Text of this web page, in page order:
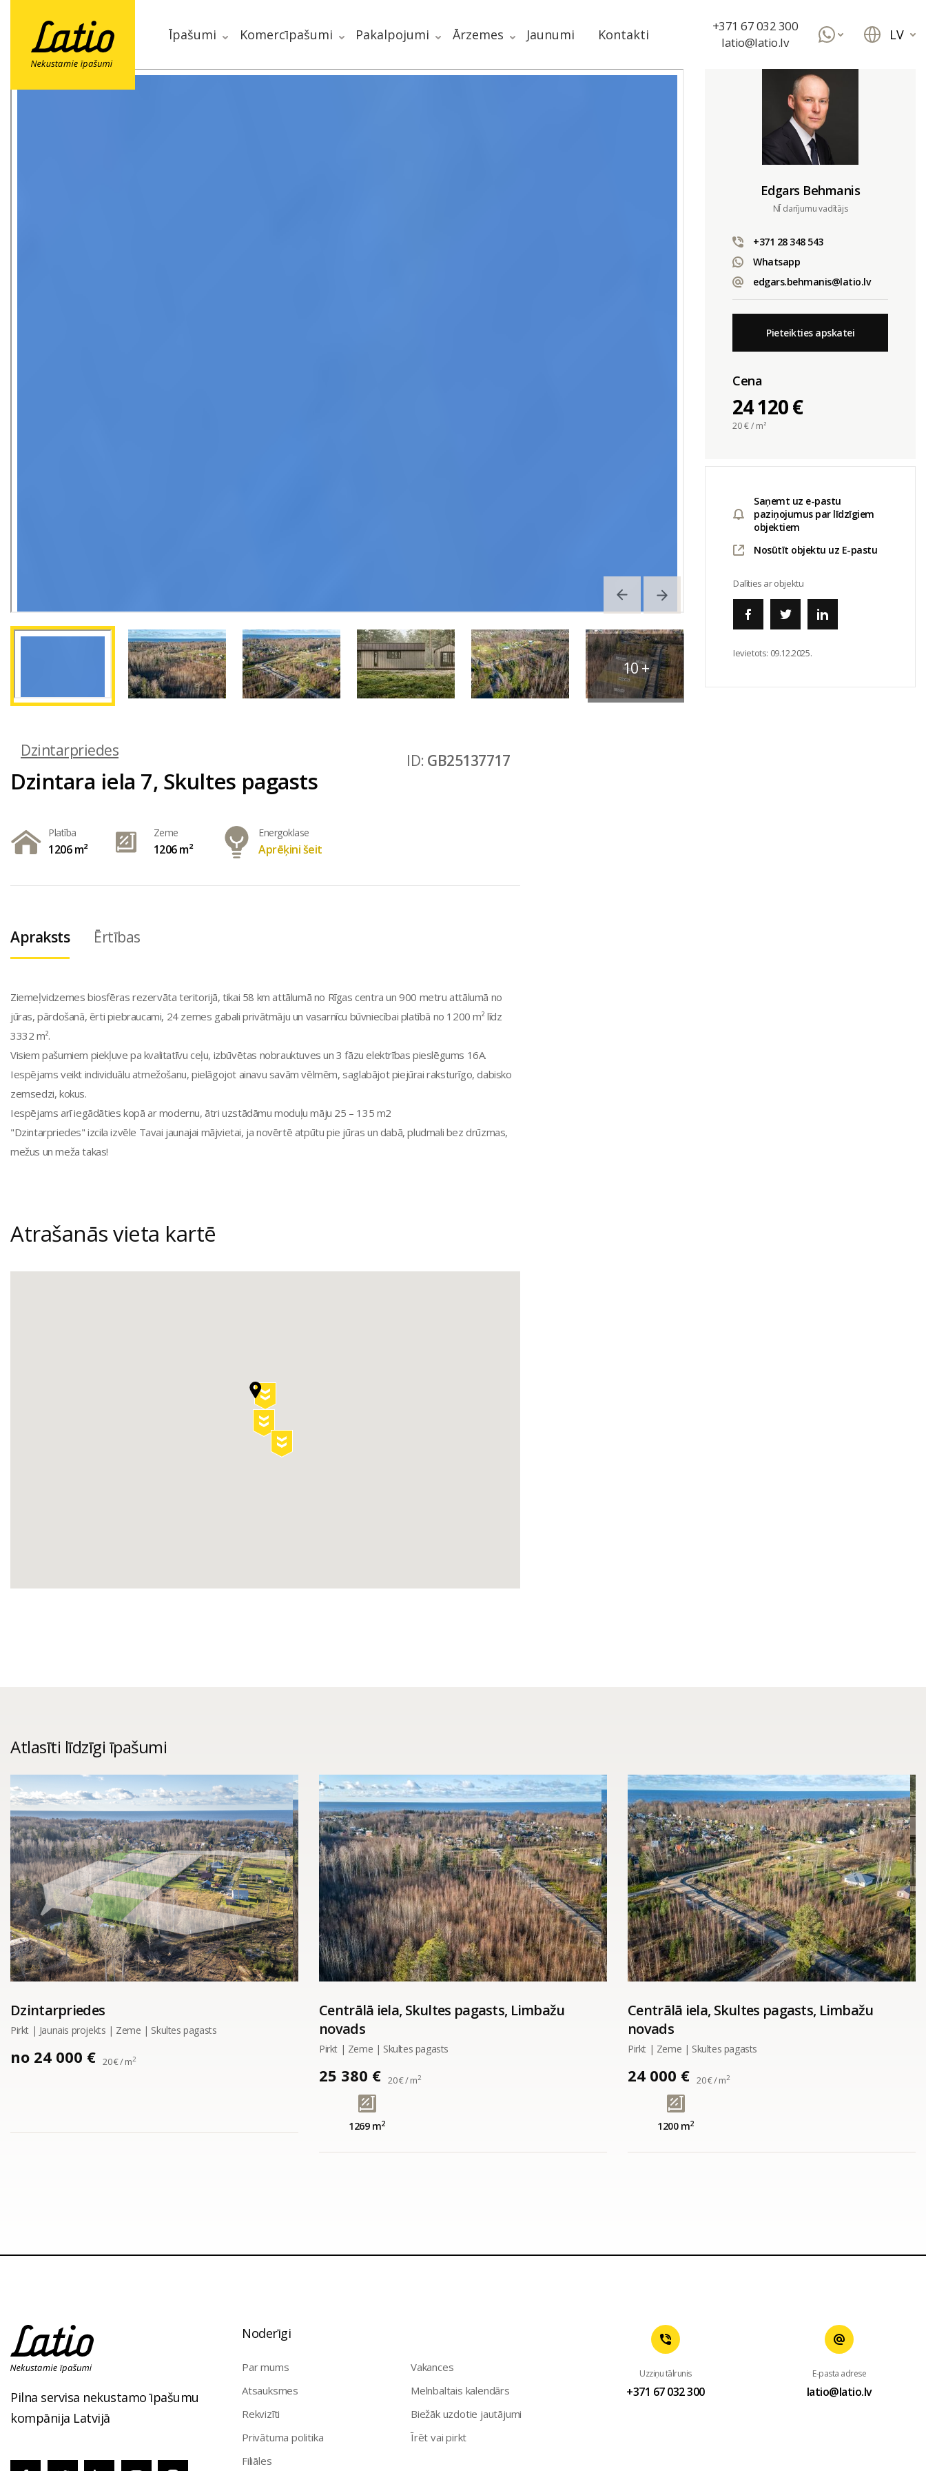
Īpašumi Komercīpašumi Pakalpojumi Ārzemes Jaunumi Kontakti
+371 67 032 300
latio@latio.lv
LV
10+
Dzintarpriedes
ID: GB25137717
Dzintara iela 7, Skultes pagasts
Platība
1206 m²
Zeme
1206 m²
Energoklase
Aprēķini šeit
Apraksts Ērtības
Ziemeļvidzemes biosfēras rezervāta teritorijā, tikai 58 km attālumā no Rīgas centra un 900 metru attālumā no
jūras, pārdošanā, ērti piebraucami, 24 zemes gabali privātmāju un vasarnīcu būvniecībai platībā no 1200 m² līdz
3332 m².
Visiem pašumiem piekļuve pa kvalitatīvu ceļu, izbūvētas nobrauktuves un 3 fāzu elektrības pieslēgums 16A.
Iespējams veikt individuālu atmežošanu, pielāgojot ainavu savām vēlmēm, saglabājot piejūrai raksturīgo, dabisko
zemsedzi, kokus.
Iespējams arī iegādāties kopā ar modernu, ātri uzstādāmu moduļu māju 25 – 135 m2
"Dzintarpriedes" izcila izvēle Tavai jaunajai mājvietai, ja novērtē atpūtu pie jūras un dabā, pludmali bez drūzmas,
mežus un meža takas!
Atrašanās vieta kartē
Edgars Behmanis
NĪ darījumu vadītājs
+371 28 348 543
Whatsapp
edgars.behmanis@latio.lv
Pieteikties apskatei
Cena
24 120 €
20€ / m²
Saņemt uz e-pastu
paziņojumus par līdzīgiem
objektiem
Nosūtīt objektu uz E-pastu
Dalīties ar objektu
Ievietots: 09.12.2025.
Atlasīti līdzīgi īpašumi
Dzintarpriedes
Pirkt | Jaunais projekts | Zeme | Skultes pagasts
no 24 000 € 20 € / m2
Centrālā iela, Skultes pagasts, Limbažu
novads
Pirkt | Zeme | Skultes pagasts
25 380 € 20 € / m2
1269 m2
Centrālā iela, Skultes pagasts, Limbažu
novads
Pirkt | Zeme | Skultes pagasts
24 000 € 20 € / m2
1200 m2
Pilna servisa nekustamo īpašumu
kompānija Latvijā
Noderīgi
Par mums
Atsauksmes
Rekvizīti
Privātuma politika
Filiāles
Vakances
Melnbaltais kalendārs
Biežāk uzdotie jautājumi
Īrēt vai pirkt
Uzziņu tālrunis
+371 67 032 300
E-pasta adrese
latio@latio.lv